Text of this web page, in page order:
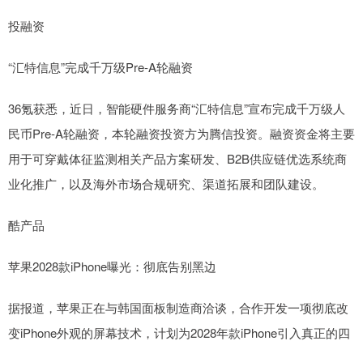
投融资
“汇特信息”完成千万级Pre-A轮融资
36氪获悉，近日，智能硬件服务商“汇特信息”宣布完成千万级人
民币Pre-A轮融资，本轮融资投资方为腾信投资。融资资金将主要
用于可穿戴体征监测相关产品方案研发、B2B供应链优选系统商
业化推广，以及海外市场合规研究、渠道拓展和团队建设。
酷产品
苹果2028款iPhone曝光：彻底告别黑边
据报道，苹果正在与韩国面板制造商洽谈，合作开发一项彻底改
变iPhone外观的屏幕技术，计划为2028年款iPhone引入真正的四